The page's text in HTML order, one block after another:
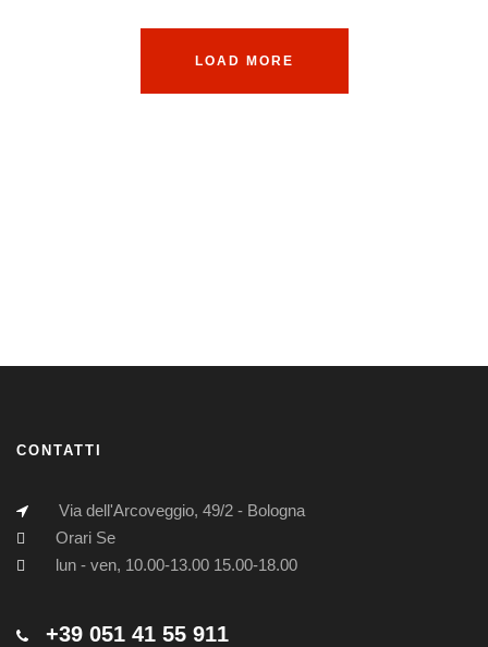
LOAD MORE
CONTATTI
Via dell'Arcoveggio, 49/2 - Bologna
Orari Se
lun - ven, 10.00-13.00 15.00-18.00
+39 051 41 55 911